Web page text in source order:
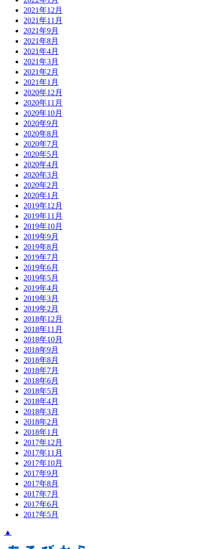
2021年12月
2021年11月
2021年9月
2021年8月
2021年4月
2021年3月
2021年2月
2021年1月
2020年12月
2020年11月
2020年10月
2020年9月
2020年8月
2020年7月
2020年5月
2020年4月
2020年3月
2020年2月
2020年1月
2019年12月
2019年11月
2019年10月
2019年9月
2019年8月
2019年7月
2019年6月
2019年5月
2019年4月
2019年3月
2019年2月
2018年12月
2018年11月
2018年10月
2018年9月
2018年8月
2018年7月
2018年6月
2018年5月
2018年4月
2018年3月
2018年2月
2018年1月
2017年12月
2017年11月
2017年10月
2017年9月
2017年8月
2017年7月
2017年6月
2017年5月
▲